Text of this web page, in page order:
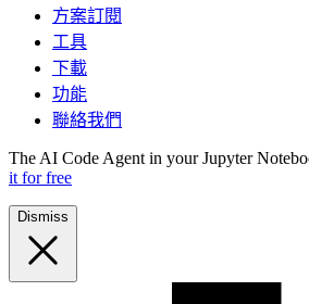
方案訂閱
工具
下載
功能
聯絡我們
The AI Code Agent in your Jupyter
it for free
Dismiss